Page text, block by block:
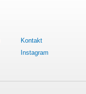
Kontakt
Instagram